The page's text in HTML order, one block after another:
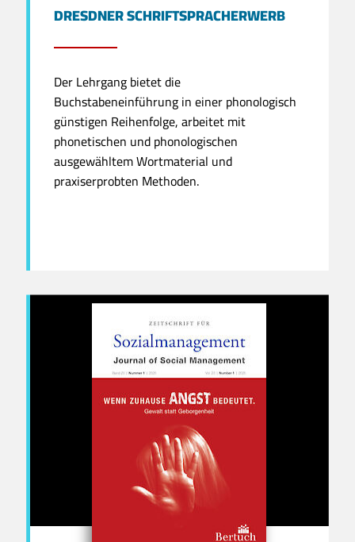
DRESDNER SCHRIFTSPRACHERWERB
Der Lehrgang bietet die
Buchstabeneinführung in einer phonologisch
günstigen Reihenfolge, arbeitet mit
phonetischen und phonologischen
ausgewähltem Wortmaterial und
praxiserprobten Methoden.